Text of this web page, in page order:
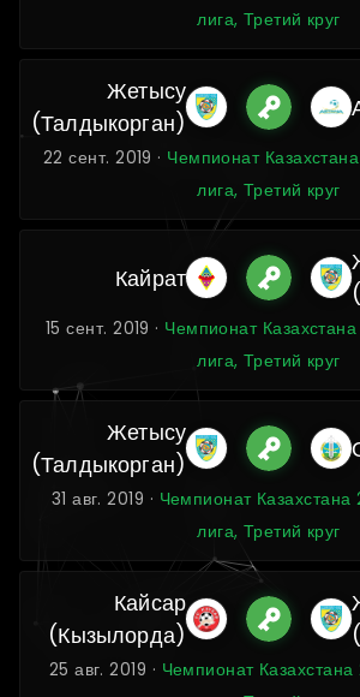
лига, Третий круг
Жетысу
(Талдыкорган)
22 сент. 2019 · Чемпионат
лига, Третий круг
Кайрат
15 сент. 2019 · Чемпионат
лига, Третий круг
Жетысу
(Талдыкорган)
31 авг. 2019 · Чемпионат
лига, Третий круг
Кайсар
(Кызылорда)
25 авг. 2019 · Чемпионат